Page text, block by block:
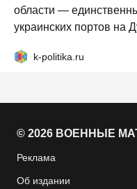
области —
украинских портов на
k-politika.ru
© 2026 ВОЕННЫЕ
Реклама
Об издании